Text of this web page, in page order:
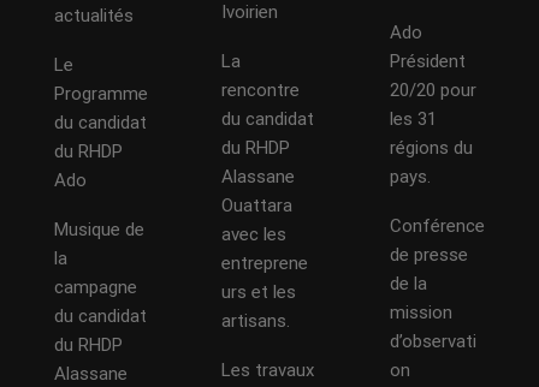
actualités
Le
Programme
du candidat
du RHDP
Ado
Musique de
la
campagne
du candidat
du RHDP
Alassane
Ivoirien
La
rencontre
du candidat
du RHDP
Alassane
Ouattara
avec les
entreprene
urs et les
artisans.
Les travaux
Ado
Président
20/20 pour
les 31
régions du
pays.
Conférence
de presse
de la
mission
d’observati
on